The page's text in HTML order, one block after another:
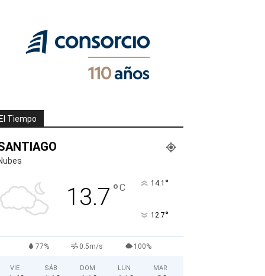
El Tiempo
13.7 °C 14.1 °
12.7°
77% 0.5m/s 100%
VIE SÁB DOM LUN MAR